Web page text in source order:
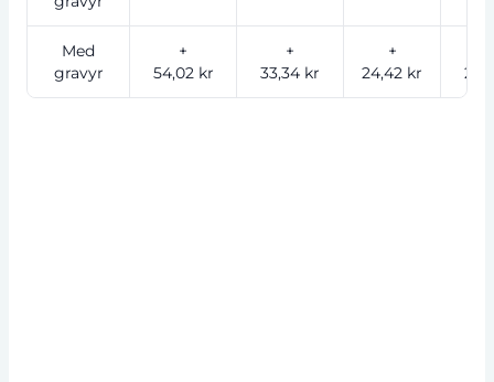
Med
gravyr
+
54,02 kr
+
33,34 kr
+
24,42 kr